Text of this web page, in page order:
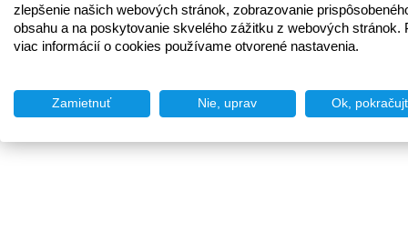
zlepšenie našich webových stránok, zobrazovanie
obsahu a na poskytovanie skvelého zážitku z webových stránok.
viac informácií o cookies používame otvorené nastavenia.
Zamietnuť Nie, uprav Ok,